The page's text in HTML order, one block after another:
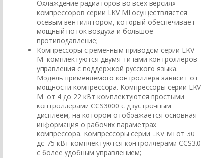
Охлаждение радиаторов во всех версиях
компрессоров серии LKV MI осуществляется
осевым вентилятором, который обеспечивает
мощный поток воздуха и большое
противодавление;
Компрессоры с ременным приводом серии LKV
MI комплектуются двумя типами контроллеров
управления с поддержкой русского языка.
Модель применяемого контроллера зависит от
мощности компрессора. Компрессоры серии LKV
MI от 4 до 22 кВт комплектуются простыми
контроллерами CCS3000 с двустрочным
дисплеем, на котором отображается основная
информация о рабочих параметрах
компрессора. Компрессоры серии LKV MI от 30
до 75 кВт комплектуются контроллерами CCS3.0
с более удобным управлением;